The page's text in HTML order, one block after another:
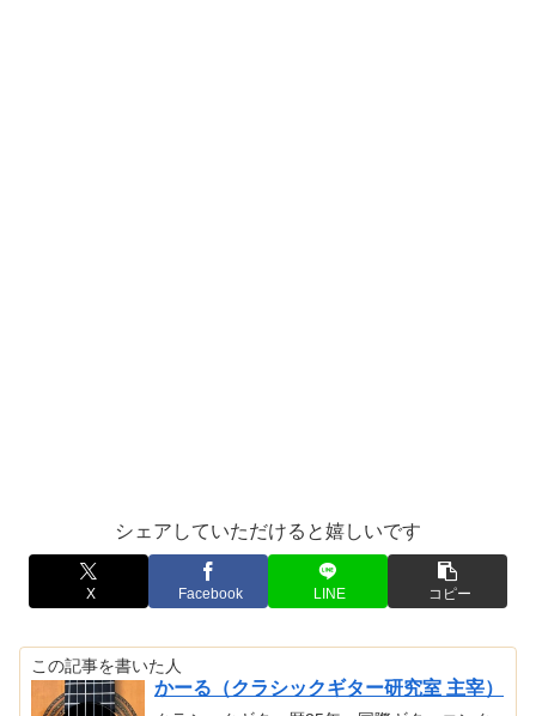
シェアしていただけると嬉しいです
X Facebook LINE コピー
この記事を書いた人
かーる（クラシックギター研究室 主宰）